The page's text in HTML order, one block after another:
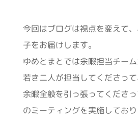
今回はブログは視点を変えて
子をお届けします。
ゆめとまとでは余暇担当チーム
若き二人が担当してくださっ
余暇全般を引っ張ってくださ
のミーティングを実施しており